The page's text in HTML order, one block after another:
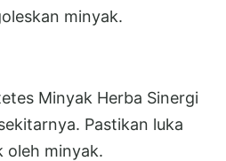
minyak.
Minyak Herba Sinergi
Pastikan luka
oleh minyak.